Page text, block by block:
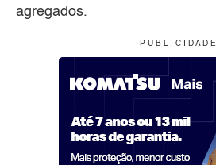
agregados.
P U B L I C I D A D E